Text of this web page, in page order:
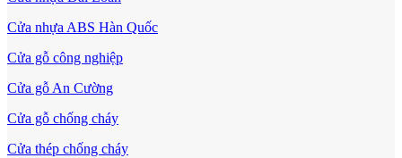
Cửa Nhựa Hàn Quốc
Cửa nhựa ABS Hàn Quốc
Cửa gỗ công nghiệp
Cửa gỗ An Cường
Cửa gỗ chống cháy
Cửa thép chống cháy